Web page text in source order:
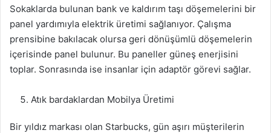
Sokaklarda bulunan bank ve kaldırım taşı döşemelerini bir
panel yardımıyla elektrik üretimi sağlanıyor. Çalışma
prensibine bakılacak olursa geri dönüşümlü döşemelerin
içerisinde panel bulunur. Bu paneller güneş enerjisini
toplar. Sonrasında ise insanlar için adaptör görevi sağlar.
Atık bardaklardan Mobilya Üretimi
Bir yıldız markası olan Starbucks, gün aşırı müşterilerin